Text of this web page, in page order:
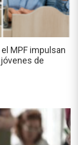
MPF impulsan
de